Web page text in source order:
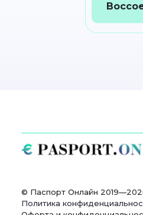
© Паспорт Онлайн
Политика